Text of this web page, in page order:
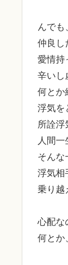
んでも
仲良し
愛情持
辛いし
何とか
浮気を
所詮浮
人間
そんな
浮気相
乗り越
心配な
何とか